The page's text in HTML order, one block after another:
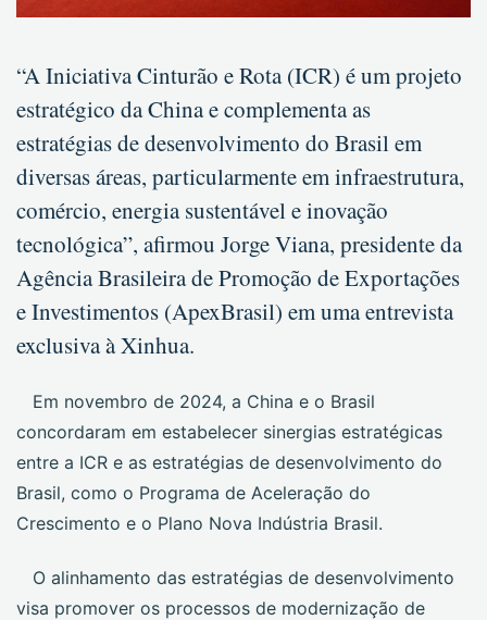
“A Iniciativa Cinturão e Rota (ICR) é um projeto
estratégico da China e complementa as
estratégias de desenvolvimento do Brasil em
diversas áreas, particularmente em infraestrutura,
comércio, energia sustentável e inovação
tecnológica”, afirmou Jorge Viana, presidente da
Agência Brasileira de Promoção de Exportações
e Investimentos (ApexBrasil) em uma entrevista
exclusiva à Xinhua.
Em novembro de 2024, a China e o Brasil
concordaram em estabelecer sinergias estratégicas
entre a ICR e as estratégias de desenvolvimento do
Brasil, como o Programa de Aceleração do
Crescimento e o Plano Nova Indústria Brasil.
O alinhamento das estratégias de desenvolvimento
visa promover os processos de modernização de